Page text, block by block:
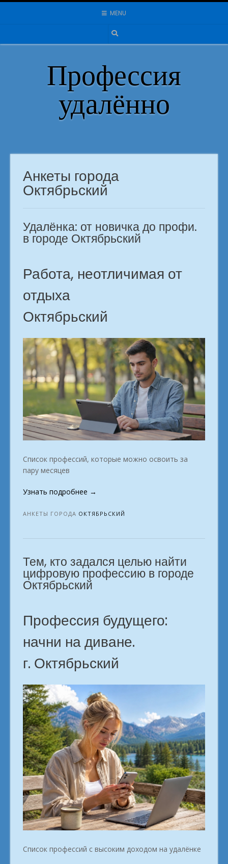
Skip
MENU
Профессия
удалённо
Анкеты города
Октябрьский
Удалёнка: от новичка до профи.
в городе Октябрьский
Работа, неотличимая от
отдыха
Октябрьский
Список профессий, которые можно освоить за
пару месяцев
Узнать подробнее «Удалёнка:
новичка
профи.
городе
Октябрьский»
→
АНКЕТЫ ГОРОДА ОКТЯБРЬСКИЙ
Тем, кто задался целью найти
цифровую профессию в городе
Октябрьский
Профессия будущего:
начни на диване.
г. Октябрьский
Список профессий с высоким доходом на удалёнке